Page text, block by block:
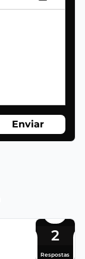
Enviar
2
Respostas